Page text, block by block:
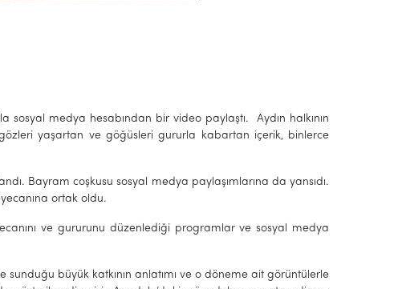
sosyal medya hesabından bir video paylaştı. Aydın halkının
yaşartan ve göğüsleri gururla kabartan içerik, binlerce
Bayram coşkusu sosyal medya paylaşımlarına da yansıdı.
ortak oldu.
ve gururunu düzenlediği programlar ve sosyal medya
sunduğu büyük katkının anlatımı ve o döneme ait görüntülerle